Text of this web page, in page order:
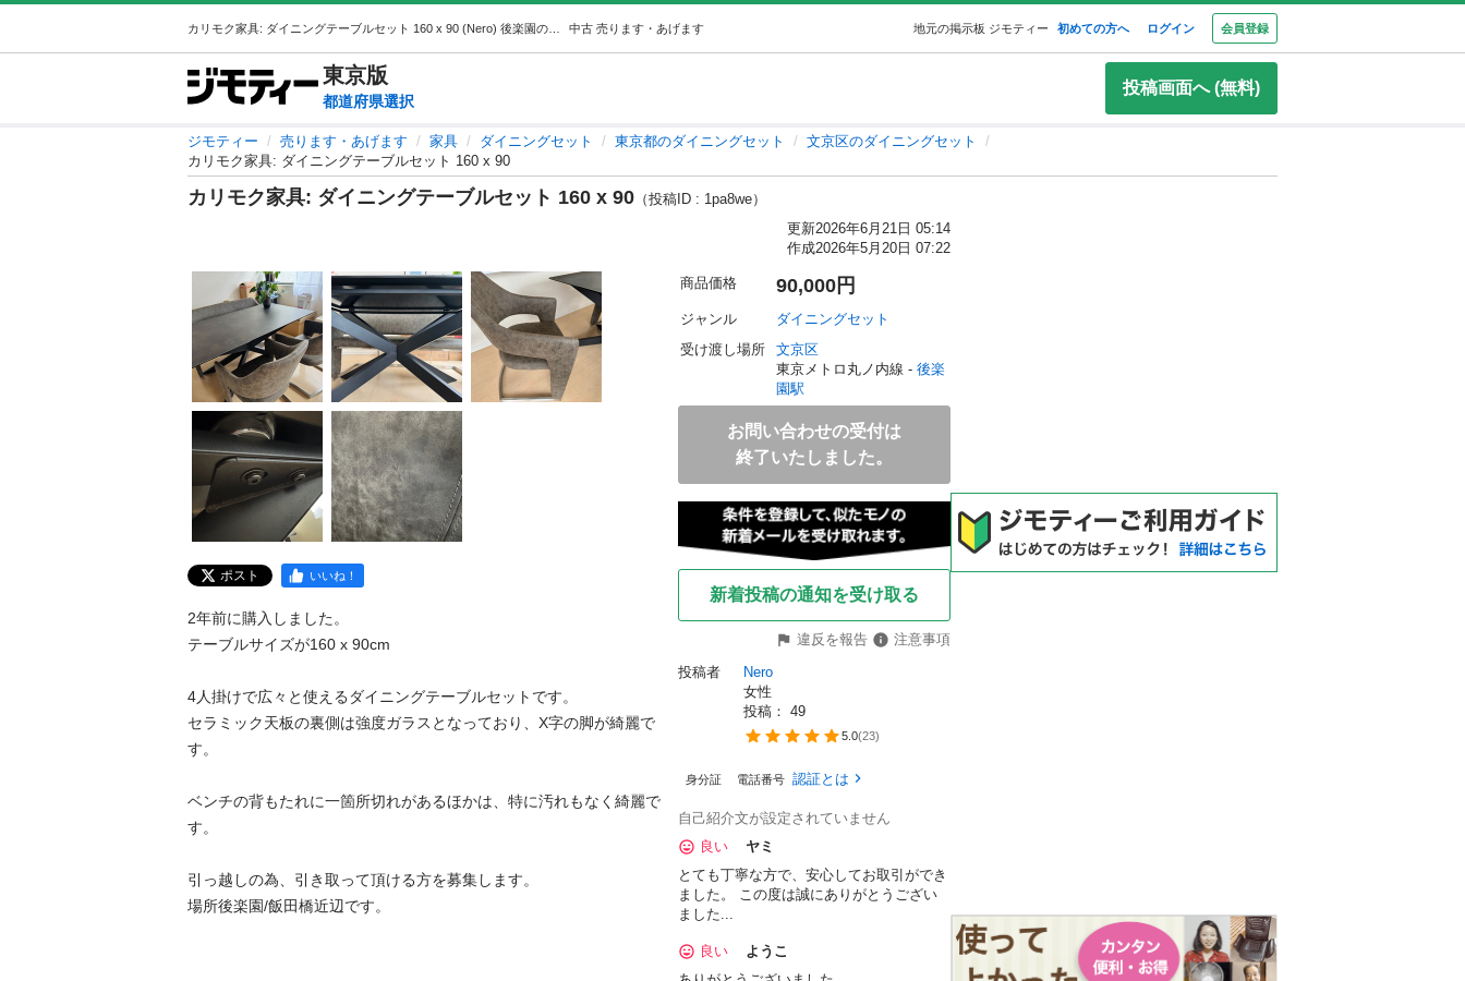
中古 売ります・あげます 地元の掲示板 ジモティー 初めての方へ ログイン 会員登録
東京版
都道府県選択
投稿画面へ (無料)
ジモティー 売ります・あげます 家具 ダイニングセット 東京都のダイニングセット
文京区のダイニングセット
カリモク家具: ダイニングテーブルセット 160 x 90
カリモク家具: ダイニングテーブルセット 160 x 90 （投稿ID : 1pa8we）
更新2026年6月21日 05:14
作成2026年5月20日 07:22
ポスト いいね！
2年前に購入しました。
テーブルサイズが160 x 90cm
4人掛けで広々と使えるダイニングテーブルセットです。
セラミック天板の裏側は強度ガラスとなっており、X字の脚が綺麗で
す。
ベンチの背もたれに一箇所切れがあるほかは、特に汚れもなく綺麗で
す。
引っ越しの為、引き取って頂ける方を募集します。
場所後楽園/飯田橋近辺です。
商品価格 90,000円
ジャンル
ダイニングセット
受け渡し場所
文京区
東京メトロ丸ノ内線 - 後楽
園駅
お問い合わせの受付は
終了いたしました。
新着投稿の通知を受け取る
違反を報告
注意事項
投稿者
Nero
女性
投稿： 49
5.0(23)
身分証 電話番号 認証とは
自己紹介文が設定されていません
良い
ヤミ
とても丁寧な方で、安心してお取引ができ
ました。 この度は誠にありがとうござい
ました...
良い
ようこ